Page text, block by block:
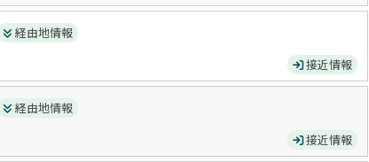
経由地情報
接近情報
経由地情報
接近情報